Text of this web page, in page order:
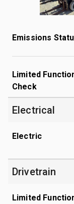
Emissions
Limited
Check
Electrical
Electric
Drivetrain
Limited